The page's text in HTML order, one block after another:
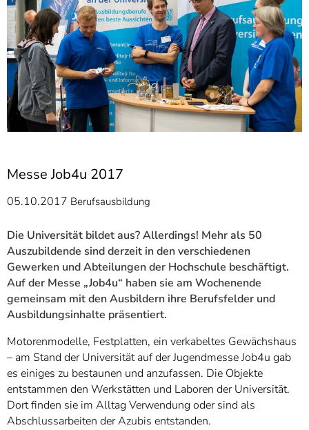
Messe Job4u 2017
05.10.2017 Berufsausbildung
Die Universität bildet aus? Allerdings! Mehr als 50
Auszubildende sind derzeit in den verschiedenen
Gewerken und Abteilungen der Hochschule beschäftigt.
Auf der Messe „Job4u“ haben sie am Wochenende
gemeinsam mit den Ausbildern ihre Berufsfelder und
Ausbildungsinhalte präsentiert.
Motorenmodelle, Festplatten, ein verkabeltes Gewächshaus
– am Stand der Universität auf der Jugendmesse Job4u gab
es einiges zu bestaunen und anzufassen. Die Objekte
entstammen den Werkstätten und Laboren der Universität.
Dort finden sie im Alltag Verwendung oder sind als
Abschlussarbeiten der Azubis entstanden.